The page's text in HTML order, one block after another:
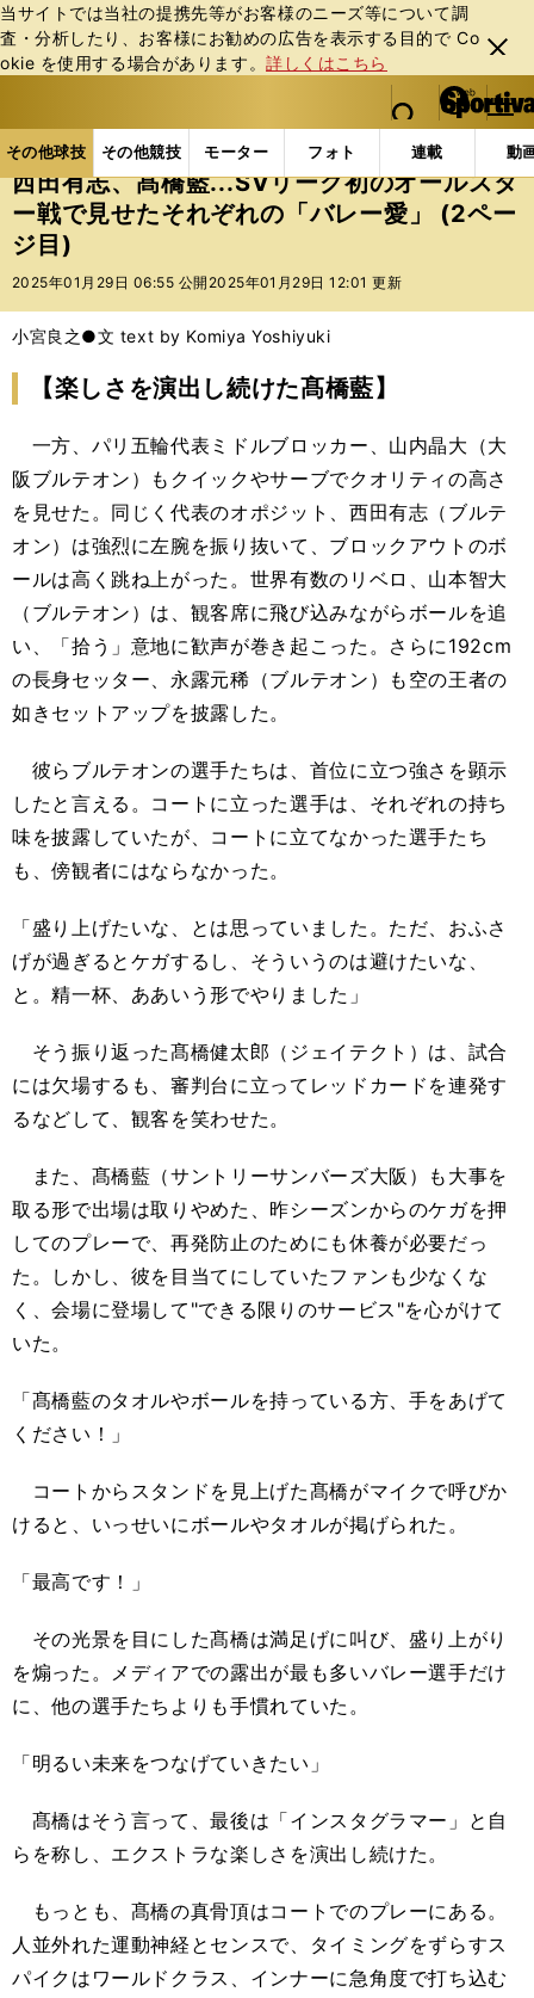
当サイトでは当社の提携先等がお客様のニーズ等について調
査・分析したり、お客様にお勧めの広告を表⽰する⽬的で Co
okie を使⽤する場合があります。詳しくはこちら
閉じ
る
web Sportiva (webスポルティーバ)
検索
マイペ
ー
ジ
メニュ
その他球技 その他競技 モーター フォト 連載 動
ス
ポ
ル
テ
ー
バ
その他球技の記事一覧 バレー 西田有志、髙橋藍
西田有志、髙橋藍...SVリーグ初のオールスタ
ー戦で見せたそれぞれの「バレー愛」 (2ペー
ジ目)
2025年01月29日 06:55 公開 2025年01月29日 12:01 更新
小宮良之●文 text by Komiya Yoshiyuki
【楽しさを演出し続けた髙橋藍】
一方、パリ五輪代表ミドルブロッカー、山内晶大（大
阪ブルテオン）もクイックやサーブでクオリティの高さ
を見せた。同じく代表のオポジット、西田有志（ブルテ
オン）は強烈に左腕を振り抜いて、ブロックアウトのボ
ールは高く跳ね上がった。世界有数のリベロ、山本智大
（ブルテオン）は、観客席に飛び込みながらボールを追
い、「拾う」意地に歓声が巻き起こった。さらに192cm
の長身セッター、永露元稀（ブルテオン）も空の王者の
如きセットアップを披露した。
彼らブルテオンの選手たちは、首位に立つ強さを顕示
したと言える。コートに立った選手は、それぞれの持ち
味を披露していたが、コートに立てなかった選手たち
も、傍観者にはならなかった。
「盛り上げたいな、とは思っていました。ただ、おふさ
げが過ぎるとケガするし、そういうのは避けたいな、
と。精一杯、ああいう形でやりました」
そう振り返った髙橋健太郎（ジェイテクト）は、試合
には欠場するも、審判台に立ってレッドカードを連発す
るなどして、観客を笑わせた。
また、髙橋藍（サントリーサンバーズ大阪）も大事を
取る形で出場は取りやめた、昨シーズンからのケガを押
してのプレーで、再発防止のためにも休養が必要だっ
た。しかし、彼を目当てにしていたファンも少なくな
く、会場に登場して"できる限りのサービス"を心がけて
いた。
「髙橋藍のタオルやボールを持っている方、手をあげて
ください！」
コートからスタンドを見上げた髙橋がマイクで呼びか
けると、いっせいにボールやタオルが掲げられた。
「最高です！」
その光景を目にした髙橋は満足げに叫び、盛り上がり
を煽った。メディアでの露出が最も多いバレー選手だけ
に、他の選手たちよりも手慣れていた。
「明るい未来をつなげていきたい」
髙橋はそう言って、最後は「インスタグラマー」と自
らを称し、エクストラな楽しさを演出し続けた。
もっとも、髙橋の真骨頂はコートでのプレーにある。
人並外れた運動神経とセンスで、タイミングをずらすス
パイクはワールドクラス、インナーに急角度で打ち込む